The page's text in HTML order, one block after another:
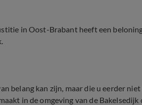
in Oost-Brabant heeft een
belang kan zijn, maar die u eerder
in de omgeving van de